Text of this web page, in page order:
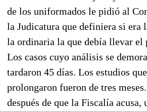
de los uniformados le pidió al
la Judicatura que definiera si era
la ordinaria la que debía llevar el
Los casos cuyo análisis se
tardaron 45 días. Los estudios
prolongaron fueron de tres
después de que la Fiscalía acusa,